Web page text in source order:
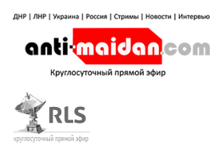
содержимому
Антимайдан:
на Украине
гражданской войне на Украине, включая
ЛНР и других регионах.